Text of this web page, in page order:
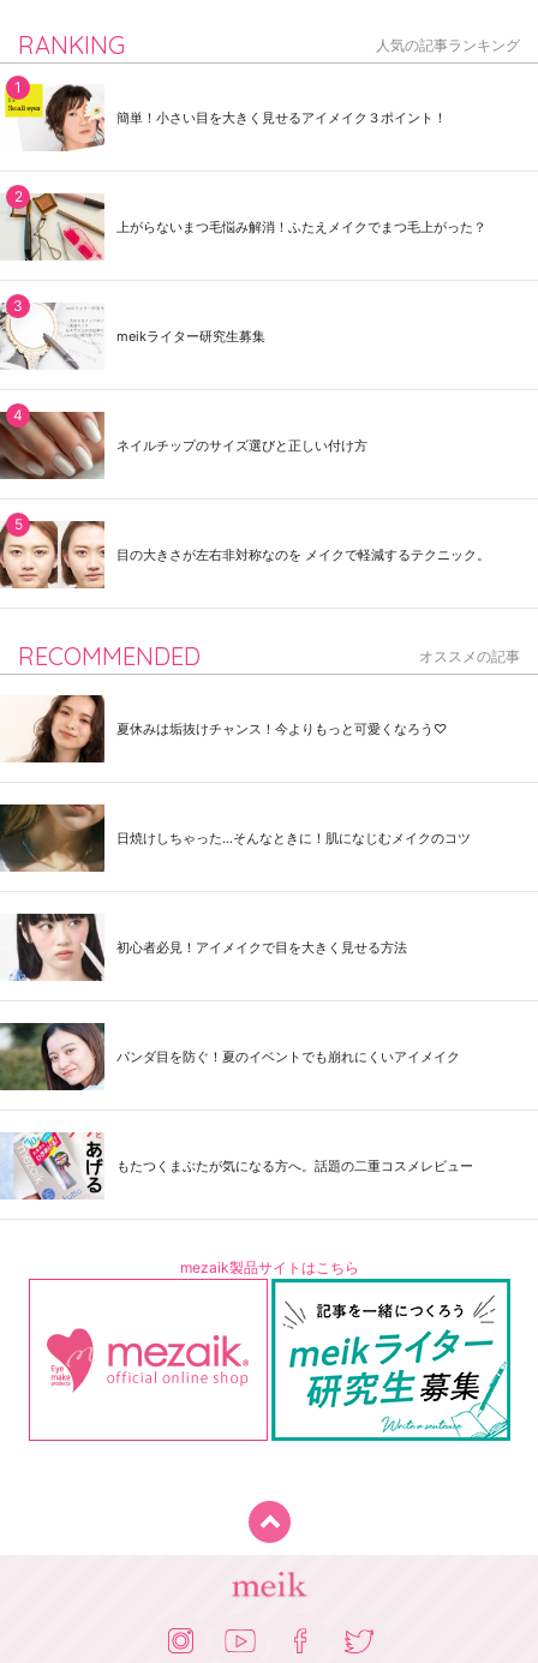
RANKING 人気の記事ランキング
簡単！小さい目を大きく見せるアイメイク３ポイント！
上がらないまつ毛悩み解消！ふたえメイクでまつ毛上がった？
meikライター研究生募集
ネイルチップのサイズ選びと正しい付け方
目の大きさが左右非対称なのを メイクで軽減するテクニック。
RECOMMENDED オススメの記事
夏休みは垢抜けチャンス！今よりもっと可愛くなろう♡
日焼けしちゃった...そんなときに！肌になじむメイクのコツ
初心者必見！アイメイクで目を大きく見せる方法
パンダ目を防ぐ！夏のイベントでも崩れにくいアイメイク
もたつくまぶたが気になる方へ。話題の二重コスメレビュー
mezaik製品サイトはこちら